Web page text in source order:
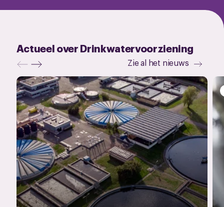
Actueel over Drinkwatervoorziening
Zie al het nieuws